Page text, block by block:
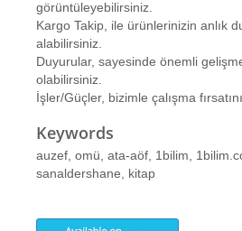
görüntüleyebilirsiniz.
Kargo Takip, ile ürünlerinizin anlık
alabilirsiniz.
Duyurular, sayesinde önemli
olabilirsiniz.
İşler/Güçler, bizimle çalışma
Keywords
auzef, omü, ata-aöf, 1bilim,
sanaldershane, kitap